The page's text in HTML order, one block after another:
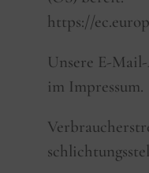
https://
Unsere E-
im Impressum.